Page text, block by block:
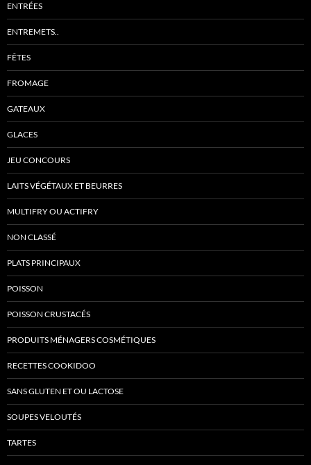
ENTRÉES
ENTREMETS..
FÊTES
FROMAGE
GATEAUX
GLACES
JEU CONCOURS
LAITS VÉGÉTAUX ET BEURRES
MULTIFRY OU ACTIFRY
NON CLASSÉ
PLATS PRINCIPAUX
POISSON
POISSON CRUSTACÉS
PRODUITS MÉNAGERS COSMÉTIQUES
RECETTES COOKIDOO
SANS GLUTEN ET OU LACTOSE
SOUPES VELOUTÉS
TARTES